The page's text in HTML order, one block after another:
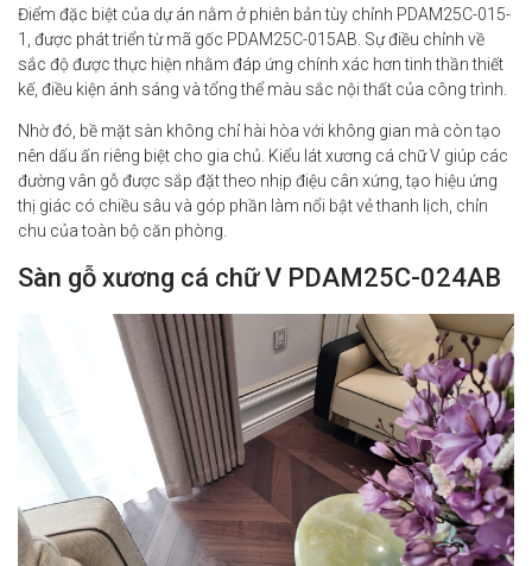
Điểm đặc biệt của dự án nằm ở phiên bản tùy chỉnh PDAM25C-015-
1, được phát triển từ mã gốc PDAM25C-015AB. Sự điều chỉnh về
sắc độ được thực hiện nhằm đáp ứng chính xác hơn tinh thần thiết
kế, điều kiện ánh sáng và tổng thể màu sắc nội thất của công trình.
Nhờ đó, bề mặt sàn không chỉ hài hòa với không gian mà còn tạo
nên dấu ấn riêng biệt cho gia chủ. Kiểu lát xương cá chữ V giúp các
đường vân gỗ được sắp đặt theo nhịp điệu cân xứng, tạo hiệu ứng
thị giác có chiều sâu và góp phần làm nổi bật vẻ thanh lịch, chỉn
chu của toàn bộ căn phòng.
Sàn gỗ xương cá chữ V PDAM25C-024AB